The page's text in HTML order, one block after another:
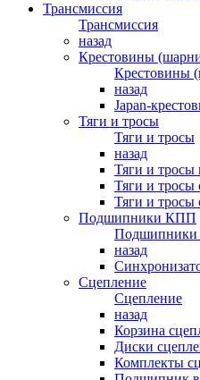
Трансмиссия
Трансмиссия
назад
Крестовины
Крестовины
назад
Japan-
Тяги и тросы
Тяги и тросы
назад
Тяги и тросы
Тяги и тросы
Тяги и тросы
Подшипники КПП
назад
Сцепление
Сцепление
назад
Корзина
Диски
Комплекты